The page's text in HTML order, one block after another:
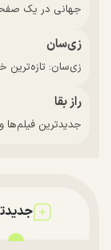
جهانی در یک
زی‌سان
زی‌سان: تازه‌ترین
راز بقا
جدیدترین